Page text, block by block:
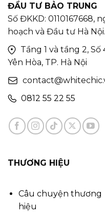
ĐẦU TƯ BẢO TRUNG
Số ĐKKD: 0110167668,
hoạch và Đầu tư Hà Nội.
Tầng 1 và tầng 2,
Yên Hòa, TP. Hà Nội
0812 55 22 55
THƯƠNG HIỆU
Câu chuyện thương
hiệu